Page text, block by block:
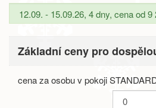
Základní ceny pro
cena za osobu v pokoji